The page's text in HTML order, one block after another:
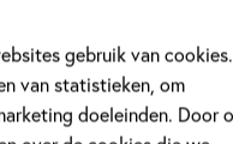
gebruik van cookies.
van statistieken, om
doeleinden. Door
meer